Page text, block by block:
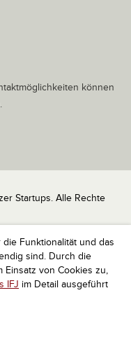
Funktionalität und das
sind. Durch die
Einsatz von Cookies zu,
IFJ im Detail ausgeführt
können
Startups. Alle Rechte